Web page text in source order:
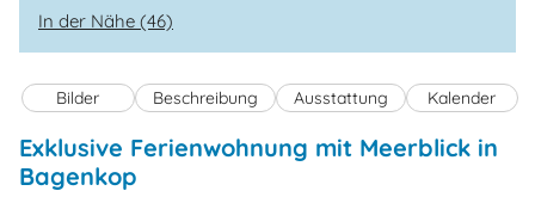
In der Nähe (46)
Bilder Beschreibung Ausstattung Kalender
Exklusive Ferienwohnung mit Meerblick in
Bagenkop